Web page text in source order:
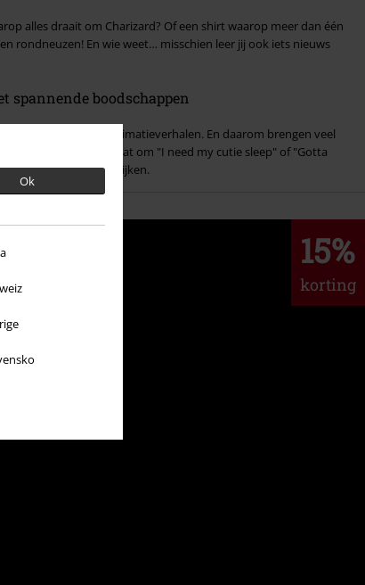
Ok
alles draait om Charizard? Of een shirt waarop meer dan één
rondneuzen! En wie weet… misschien leer jij ook iets nieuws
spannende boodschappen
meer is dan alleen animatieverhalen. En daarom brengen veel
over. Of het nu gaat om "I need my cutie sleep" of "Gotta
om eens goed te kijken.
15%
korting